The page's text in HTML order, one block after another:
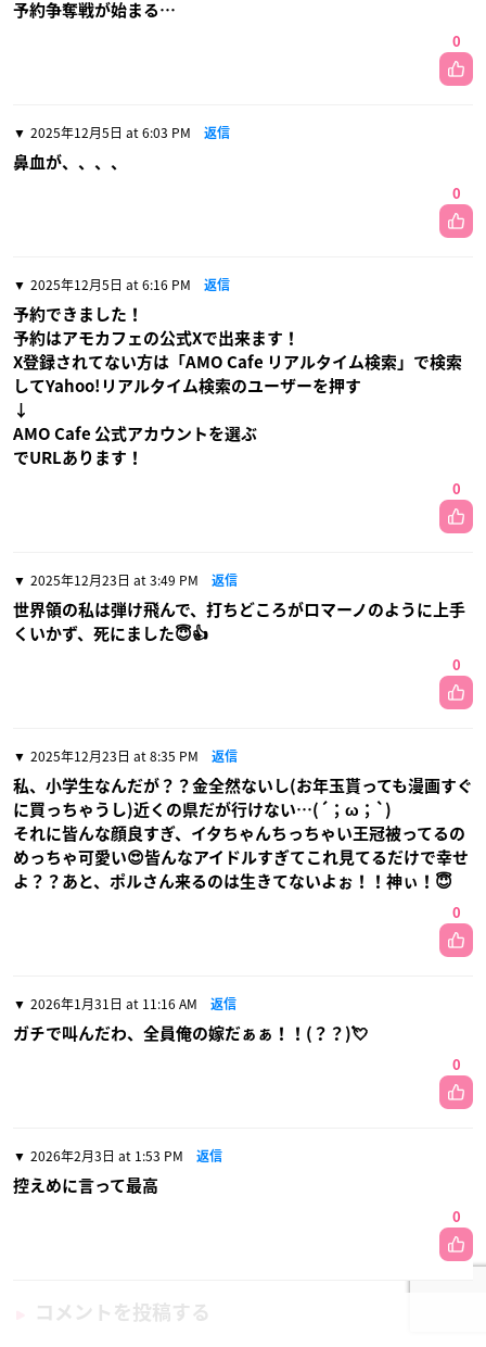
予約争奪戦が始まる…
0
2025年12月5日 at 6:03 PM 返信
鼻血が、、、、
0
2025年12月5日 at 6:16 PM 返信
予約できました！
予約はアモカフェの公式Xで出来ます！
X登録されてない方は「AMO Cafe リアルタイム検索」で検索
してYahoo!リアルタイム検索のユーザーを押す
↓
AMO Cafe 公式アカウントを選ぶ
でURLあります！
0
2025年12月23日 at 3:49 PM 返信
世界領の私は弾け飛んで、打ちどころがロマーノのように上手
くいかず、死にました😇👍
0
2025年12月23日 at 8:35 PM 返信
私、小学生なんだが？？金全然ないし(お年玉貰っても漫画すぐ
に買っちゃうし)近くの県だが行けない…(´；ω；`)
それに皆んな顔良すぎ、イタちゃんちっちゃい王冠被ってるの
めっちゃ可愛い😍皆んなアイドルすぎてこれ見てるだけで幸せ
よ？？あと、ポルさん来るのは生きてないよぉ！！神ぃ！😇
0
2026年1月31日 at 11:16 AM 返信
ガチで叫んだわ、全員俺の嫁だぁぁ！！(？？)💘
0
2026年2月3日 at 1:53 PM 返信
控えめに言って最高
0
コメントを投稿する